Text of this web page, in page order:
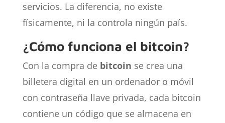
servicios. La diferencia, no existe
físicamente, ni la controla ningún país.
¿Cómo funciona el bitcoin?
Con la compra de bitcoin se crea una
billetera digital en un ordenador o móvil
con contraseña llave privada, cada bitcoin
contiene un código que se almacena en